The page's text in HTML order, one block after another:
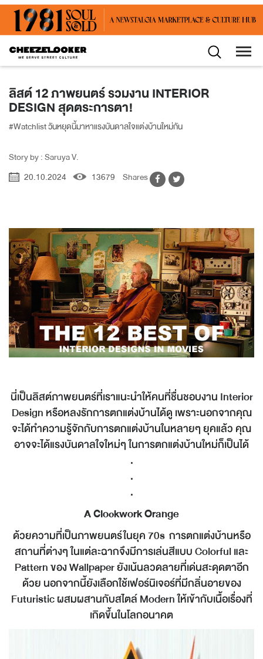
ลิสต์ 12 ภาพยนตร์ รวมงาน INTERIOR
DESIGN สุดตระการตา!
#Watchlist วันหยุดนี้มาหาแรงบันดาลใจแต่งบ้านใหม่กัน
Story by : Saruya V.
20.10.2024
13679 Shares
นี่เป็นลิสต์ภาพยนตร์ที่เราแนะนำให้คนที่ชื่นชอบงาน Interior
Design หรือหลงรักการตกแต่งบ้านได้ดู เพราะนอกจากคุณ
จะได้ทำความรู้จักกับการตกแต่งบ้านในหลายๆ ยุคแล้ว คุณ
อาจจะได้แรงบันดาลใจใหม่ๆ ในการตกแต่งบ้านใหม่ก็เป็นได้
.
.
.
A Clockwork Orange
ด้วยความที่เป็นภาพยนตร์ในยุค 70s การตกแต่งบ้านหรือ
สถานที่ต่างๆ ในแต่ละฉากจึงมีการเล่นสีแบบ Colorful และ
Pattern ของ Wallpaper ยังเน้นลวดลายที่เด่นสะดุดตาอีก
ด้วย นอกจากนี้ยังเลือกใช้เฟอร์นิเจอร์ที่มีกลิ่นอายของ
Futuristic ผสมผสานกับสไตล์ Modern ให้เข้ากับเนื้อเรื่องที่
เกิดขึ้นในโลกอนาคต